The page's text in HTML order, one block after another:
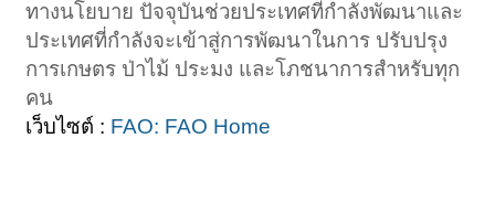
ทางนโยบาย ปัจจุบันช่วยประเทศที่กำลังพัฒนาและ
ประเทศที่กำลังจะเข้าสู่การพัฒนาในการ ปรับปรุง
การเกษตร ป่าไม้ ประมง และโภชนาการสำหรับทุก
คน​
เว็บไซต์ : FAO: FAO Home